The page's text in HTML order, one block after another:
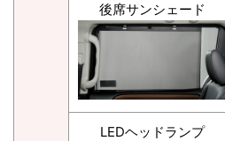
後席サンシェード
LEDヘッドランプ